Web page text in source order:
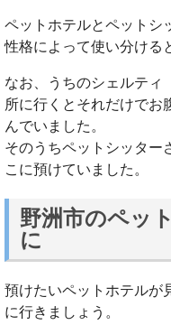
ペットホテルとペットシ
性格によって使い分ける
なお、うちのシェルティ
所に行くとそれだけでお
んでいました。
そのうちペットシッター
こに預けていました。
野洲市のペッ
に
預けたいペットホテルが
に行きましょう。